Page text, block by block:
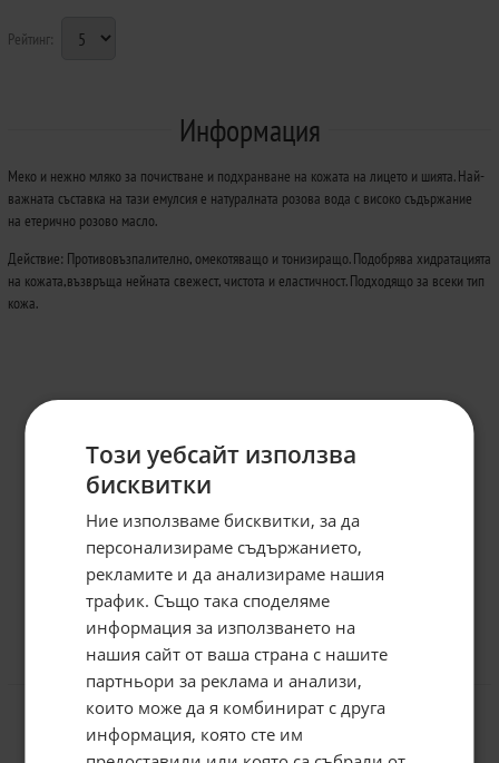
Рейтинг:
Информация
Меко и нежно мляко за почистване и подхранване на кожата на лицето и шията. Най-
важната съставка на тази емулсия е натуралната розова вода с високо съдържание
на етерично розово масло.
Действие: Противовъзпалително, омекотяващо и тонизиращо. Подобрява хидратацията
на кожата,възвръща нейната свежест, чистота и еластичност. Подходящo за всеки тип
кожа.
Отзиви към продукт
КОМЕНТИРАЙ
Този уебсайт използва
бисквитки
Ние използваме бисквитки, за да
персонализираме съдържанието,
рекламите и да анализираме нашия
трафик. Също така споделяме
информация за използването на
нашия сайт от ваша страна с нашите
партньори за реклама и анализи,
които може да я комбинират с друга
информация, която сте им
Абонирайте се за бюлетина и
грабнете-5%отстъпка!